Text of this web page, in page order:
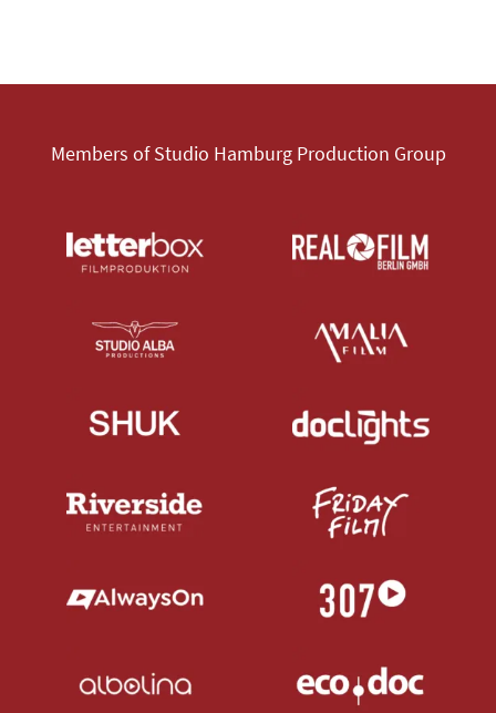
Members of Studio Hamburg Production Group